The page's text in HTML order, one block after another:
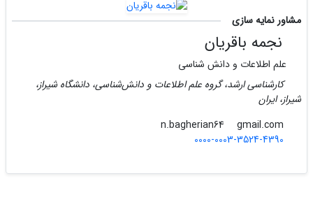
مشاور نمایه سازی
نجمه باقریان
علم اطلاعات و دانش شناسی
کارشناسی ارشد، گروه علم اطلاعات و دانش‌شناسی، دانشگاه شیراز،
شیراز، ایران
gmail.com
0000-0003-3524-4390